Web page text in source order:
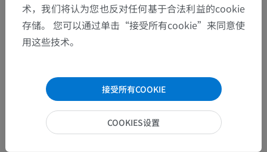
系统解剖学> 神经系统> 中枢神经系统> 脊髓>
灰质> 灰柱> [脊髓]中间带> 骶副交感核
术，我们将认为您也反对任何基于合法利益的cookie
存储。 您可以通过单击“接受所有cookie”来同意使
用这些技术。
接受所有COOKIE
COOKIES设置